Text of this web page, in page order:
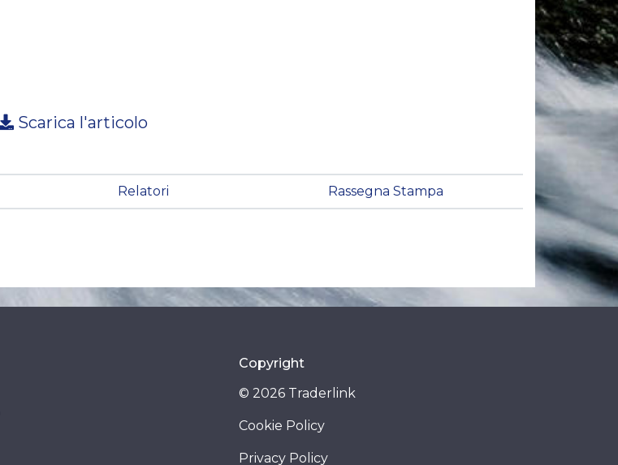
Scarica l'articolo
Relatori Rassegna Stampa
Copyright
© 2026 Traderlink
Cookie Policy
Privacy Policy